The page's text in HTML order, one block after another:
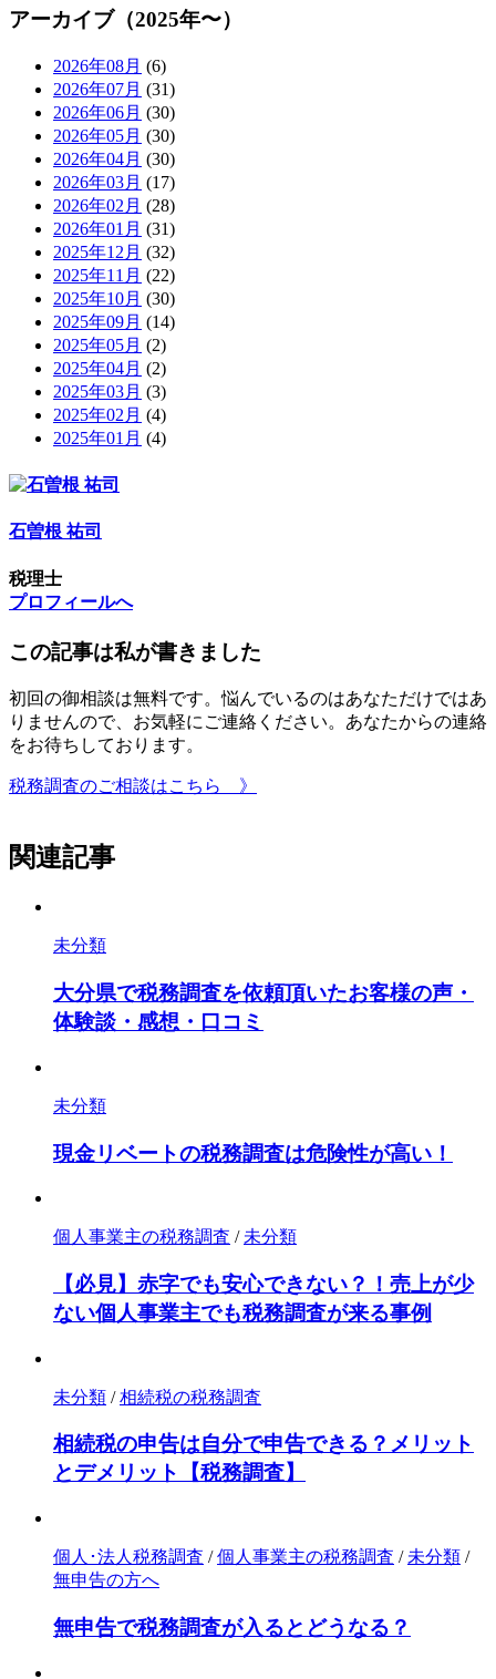
アーカイブ（2025年〜）
2026年08月 (6)
2026年07月 (31)
2026年06月 (30)
2026年05月 (30)
2026年04月 (30)
2026年03月 (17)
2026年02月 (28)
2026年01月 (31)
2025年12月 (32)
2025年11月 (22)
2025年10月 (30)
2025年09月 (14)
2025年05月 (2)
2025年04月 (2)
2025年03月 (3)
2025年02月 (4)
2025年01月 (4)
石曽根 祐司
税理士
プロフィールへ
この記事は私が書きました
初回の御相談は無料です。悩んでいるのはあなただけではあ
りませんので、お気軽にご連絡ください。あなたからの連絡
をお待ちしております。
税務調査のご相談はこちら 》
関連記事
未分類
大分県で税務調査を依頼頂いたお客様の声・
体験談・感想・口コミ
未分類
現金リベートの税務調査は危険性が高い！
個人事業主の税務調査 / 未分類
【必見】赤字でも安心できない？！売上が少
ない個人事業主でも税務調査が来る事例
未分類 /相続税の税務調査
相続税の申告は自分で申告できる？メリット
とデメリット【税務調査】
個人･法人税務調査 /個人事業主の税務調査 / 未分類 /
無申告の方へ
無申告で税務調査が入るとどうなる？